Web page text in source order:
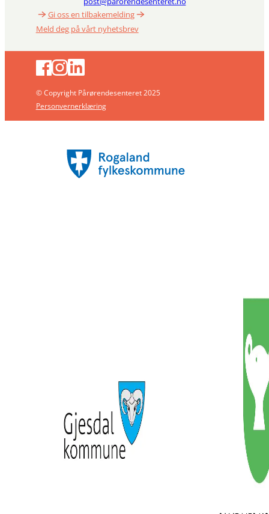
Gi oss en tilbakemelding
Meld deg på vårt nyhetsbrev
© Copyright Pårørendesenteret 2025
Personvernerklæring